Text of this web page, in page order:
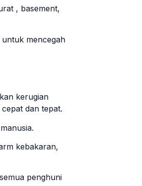
, basement,
untuk mencegah
kerugian
dan tepat.
kebakaran,
penghuni